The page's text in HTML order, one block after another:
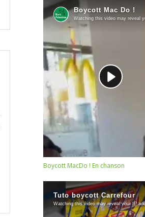
Boycott MacDo ! En chanson